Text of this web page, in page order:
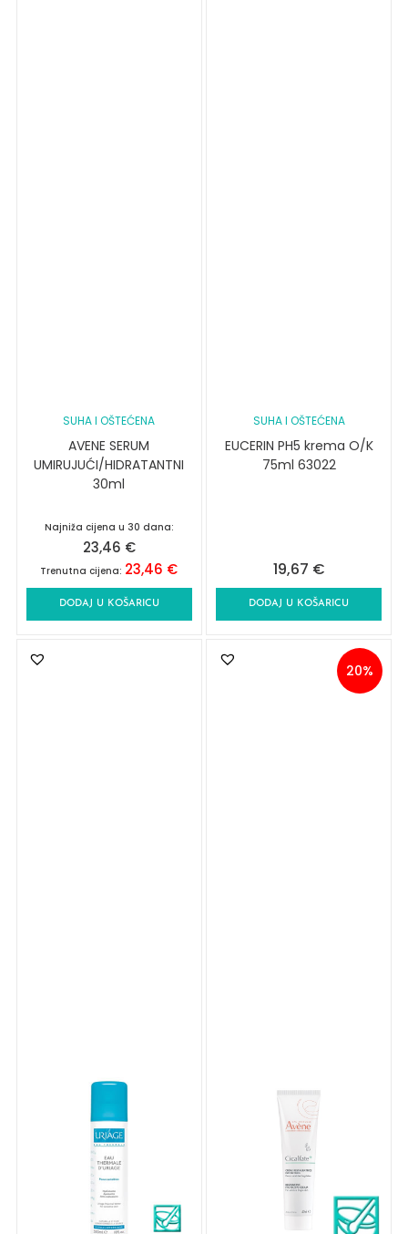
SUHA I OŠTEĆENA
AVENE SERUM
UMIRUJUĆI/HIDRATANTNI
30ml
Najniža cijena u 30 dana:
23,46 €
Trenutna cijena: 23,46 €
DODAJ U KOŠARICU
SUHA I OŠTEĆENA
EUCERIN PH5 krema O/K
75ml 63022
19,67 €
DODAJ U KOŠARICU
20%